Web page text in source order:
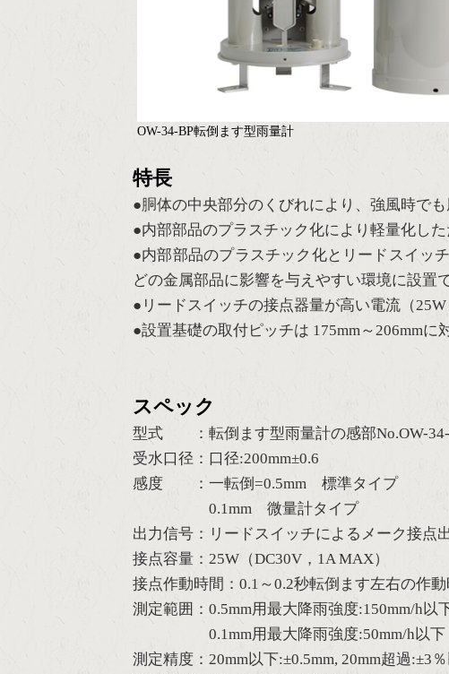
OW-34-BP転倒ます型雨量計
特長
●胴体の中央部分のくびれにより、強風時で
●内部部品のプラスチック化により軽量化した
●内部部品のプラスチック化とリードスイッ
どの金属部品に影響を与えやすい環境に設置
●リードスイッチの接点器量が高い電流（25W
●設置基礎の取付ピッチは 175mm～206mmに
スペック
型式 ：転倒ます型雨量計の感部No.OW-
受水口径：口径:200mm±0.6
感度 ：一転倒=0.5mm 標準タイプ
0.1mm 微量計タイプ
出力信号：リードスイッチによるメーク接点
接点容量：25W（DC30V，1A MAX）
接点作動時間：0.1～0.2秒転倒ます左右の作
測定範囲：0.5mm用最大降雨強度:150mm/h以
0.1mm用最大降雨強度:50mm/h以下
測定精度：20mm以下:±0.5mm, 20mm超過:±3